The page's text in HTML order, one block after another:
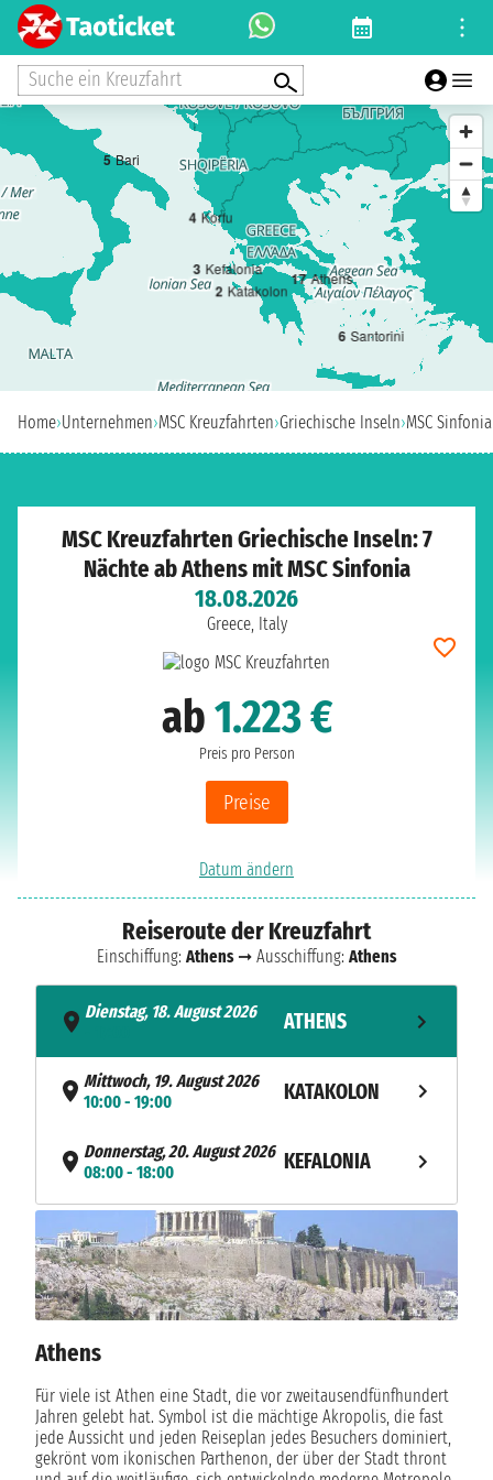
Suche ein Kreuzfahrt
17 Athens
2 Katakolon
3 Kefalonia
4 Korfu
5 Bari
6 Santorini
Home›Unternehmen›MSC Kreuzfahrten›Griechische Inseln›MSC Sinfonia
MSC Kreuzfahrten Griechische Inseln: 7
Nächte ab Athens mit MSC Sinfonia
18.08.2026
Greece, Italy
ab1.223 €
Preis pro Person
Preise
Datum ändern
Reiseroute der Kreuzfahrt
Einschiffung: Athens➞ Ausschiffung: Athens
Dienstag, 18. August 2026
ATHENS
Mittwoch, 19. August 2026
10:00 - 19:00
KATAKOLON
Donnerstag, 20. August 2026
08:00 - 18:00
KEFALONIA
Freitag, 21. August 2026
09:00 - 19:00
KORFU
Samstag, 22. August 2026
07:00 - 19:00
BARI
Sonntag, 23. August 2026
Montag, 24. August 2026
08:00 - 18:00
SANTORINI
Dienstag, 25. August 2026
Athens
Für viele ist Athen eine Stadt, die vor zweitausendfünfhundert
Jahren gelebt hat. Symbol ist die mächtige Akropolis, die fast
jede Aussicht und jeden Reiseplan jedes Besuchers dominiert,
gekrönt vom ikonischen Parthenon, der über der Stadt thront